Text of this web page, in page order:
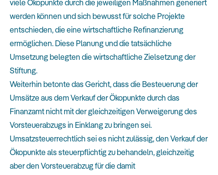
viele Ökopunkte durch die jeweiligen Maßnahmen generiert
werden können und sich bewusst für solche Projekte
entschieden, die eine wirtschaftliche Refinanzierung
ermöglichen. Diese Planung und die tatsächliche
Umsetzung belegten die wirtschaftliche Zielsetzung der
Stiftung.
Weiterhin betonte das Gericht, dass die Besteuerung der
Umsätze aus dem Verkauf der Ökopunkte durch das
Finanzamt nicht mit der gleichzeitigen Verweigerung des
Vorsteuerabzugs in Einklang zu bringen sei.
Umsatzsteuerrechtlich sei es nicht zulässig, den Verkauf der
Ökopunkte als steuerpflichtig zu behandeln, gleichzeitig
aber den Vorsteuerabzug für die damit